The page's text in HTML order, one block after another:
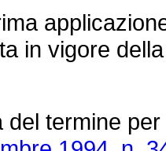
in vigore
del termine